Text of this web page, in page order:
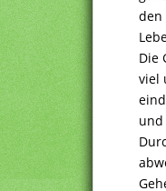
den
Die
viel